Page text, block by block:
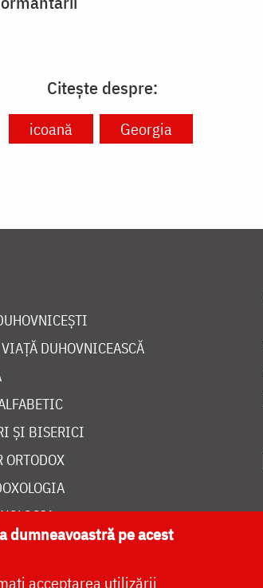
Citește despre:
icoană Georgia
DUHOVNICEASCĂ
ȘI BISERICI
ORTODOX
dumneavoastră pe acest
acceptarea utilizării